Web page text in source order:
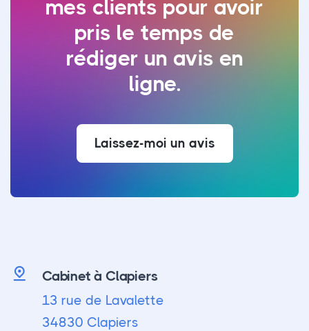
mes clients pour avoir
pris le temps de
rédiger un avis en
ligne.
Laissez-moi un avis
Cabinet à Clapiers
13 rue de Lavalette
34830 Clapiers